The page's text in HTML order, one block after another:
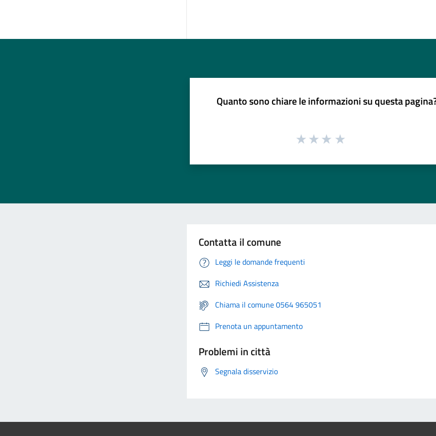
Quanto sono chiare le informazioni su questa
Contatta il comune
Leggi le domande frequenti
Richiedi Assistenza
Chiama il comune 0564 965051
Prenota un appuntamento
Problemi in città
Segnala disservizio